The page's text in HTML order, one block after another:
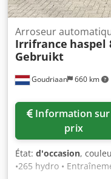
Goudriaan 660 km
Arroseur
Irrifrance haspel
Gebruikt
prix
État: d'occasion,
•265 hydro •